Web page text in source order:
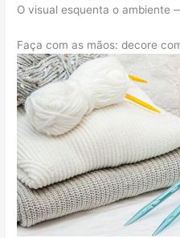
O visual esquenta o ambiente
Faça com as mãos: decore